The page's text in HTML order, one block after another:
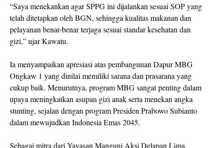
“Saya menekankan agar SPPG ini dijalankan sesuai SOP yang
telah ditetapkan oleh BGN, sehingga kualitas makanan dan
pelayanan benar-benar terjaga sesuai standar kesehatan dan
gizi,” ujar Kawatu.
Ia menyampaikan apresiasi atas pembangunan Dapur MBG
Ongkaw 1 yang dinilai memiliki sarana dan prasarana yang
cukup baik. Menurutnya, program MBG sangat penting dalam
upaya meningkatkan asupan gizi anak serta menekan angka
stunting, sejalan dengan program Presiden Prabowo Subianto
dalam mewujudkan Indonesia Emas 2045.
Sebagai mitra dari Yayasan Manguni Aksi Delapan Lima,